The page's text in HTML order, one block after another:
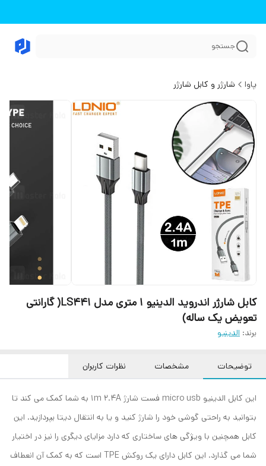
جستجو
پاوا شارژر و کابل شارژر
کابل شارژر اندروید الدینیو 1 متری مدل LS441( گارانتی
تعویض یک ساله)
برند: الدینیو
توضیحات مشخصات نظرات کاربران
این کابل الدینیو micro usb فست شارژ 1m 2.4A به شما کمک می کند تا
بتوانید به راحتی گوشی خود را شارژ کنید و یا به انتقال دیتا بپردازید. این
کابل همچنین با ویژگی های ساختاری که دارد مزایای دیگری را نیز در اختیار
شما می گذارد. این کابل دارای یک روکش TPE است که به کمک آن انعطاف